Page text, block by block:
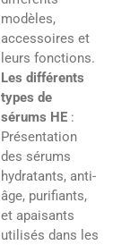
modèles,
accessoires et
leurs fonctions.
Les différents
types de
sérums HE :
Présentation
des sérums
hydratants, anti-
âge, purifiants,
et apaisants
utilisés dans les